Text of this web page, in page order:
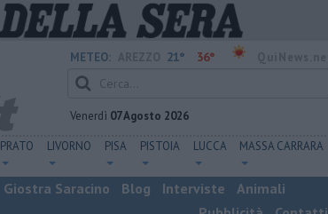
METEO: 21° 36°
Venerdì 07 Agosto 2026
PRATO LIVORNO PISA PISTOIA LUCCA MASSA CARRARA
Giostra Saracino Blog Interviste
Animali